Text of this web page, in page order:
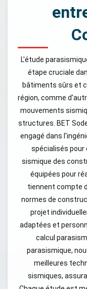
L'étude
étape cruciale
bâtiments sûrs et
région, comme
mouvements
structures. BET
engagé dans
spécialisés pour
sismique des
équipées pour
tiennent compte
normes de
projet
adaptées et
calcul
parasismique,
meilleures
sismiques,